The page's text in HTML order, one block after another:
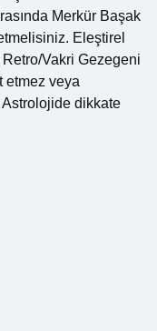
Merkür Başak
Eleştirel
Vakri Gezegeni
etmez veya
dikkate